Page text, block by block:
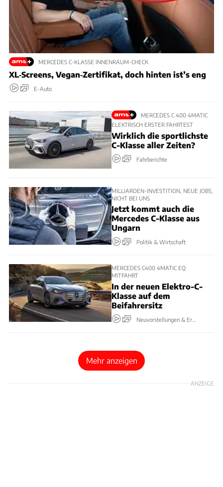
MERCEDES C-KLASSE INNENRAUM-CHECK
XL‑Screens, Vegan‑Zertifikat, doch hinten ist’s eng
E-Auto
MERCEDES C 400 4MATIC
ELEKTRISCH ERSTER FAHRTEST
Wirklich die sportlichste
C-Klasse aller Zeiten?
Fahrberichte
MILLIARDEN-INVESTITION, NEUE JOBS,
NICHT BEI UNS
Jetzt kommt auch die
Mercedes C-Klasse aus
Ungarn
Politik & Wirtschaft
MERCEDES C400 4MATIC EQ
MITFAHRT
In der neuen Elektro-C-
Klasse auf dem
Beifahrersitz
Neuvorstellungen & Erlkönige
Mehr anzeigen
ANZEIGE